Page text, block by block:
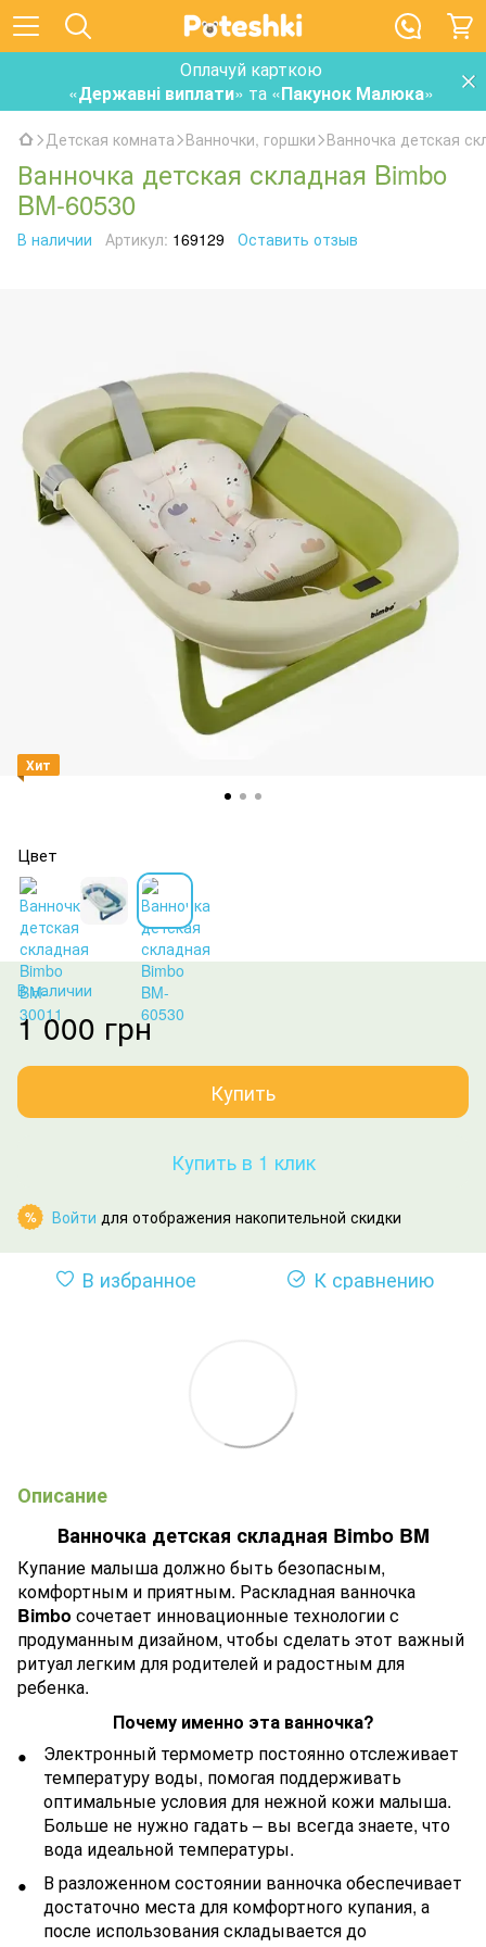
Оплачуй карткою
«Державні виплати» та «Пакунок Малюка»
Детская комната Ванночки, горшки Ванночка детская
Ванночка детская складная Bimbo
BM-60530
В наличии Артикул: 169129 Оставить отзыв
Хит
Цвет
В наличии
1 000 грн
Купить
Купить в 1 клик
% Войти для отображения накопительной скидки
В избранное К сравнению
Описание
Ванночка детская складная Bimbo BM
Купание малыша должно быть безопасным,
комфортным и приятным. Раскладная ванночка
Bimbo сочетает инновационные технологии с
продуманным дизайном, чтобы сделать этот важный
ритуал легким для родителей и радостным для
ребенка.
Почему именно эта ванночка?
Электронный термометр постоянно отслеживает
температуру воды, помогая поддерживать
оптимальные условия для нежной кожи малыша.
Больше не нужно гадать – вы всегда знаете, что
вода идеальной температуры.
В разложенном состоянии ванночка обеспечивает
достаточно места для комфортного купания, а
после использования складывается до